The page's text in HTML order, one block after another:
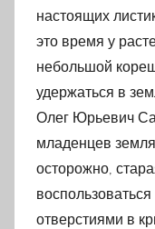
настоящих
это время у
небольшой
удержаться в
Олег Юрьевич
младенцев
осторожно,
отверстиями в